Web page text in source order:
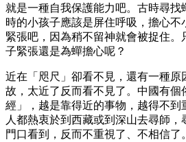
就是一種自我保護能力吧。古時尋
時的小孩子應該是屏住呼吸，擔心不
緊張吧，因為稍不留神就會被捉住
子緊張還是為蟬擔心呢？
近在「咫尺」卻看不見，還有一種原
故，太近了反而看不見了。中國有個
經」，越是靠得近的事物，越得不到
人都熱衷於到西藏或到深山去尋師
門口看到，反而不重視了、不相信了。